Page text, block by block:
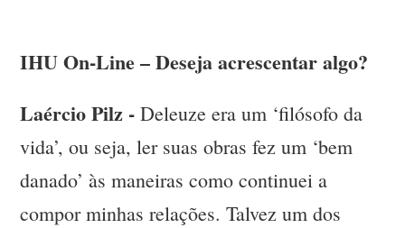
IHU On-Line – Deseja acrescentar algo?
Laércio Pilz - Deleuze era um ‘filósofo da
vida’, ou seja, ler suas obras fez um ‘bem
danado’ às maneiras como continuei a
compor minhas relações. Talvez um dos